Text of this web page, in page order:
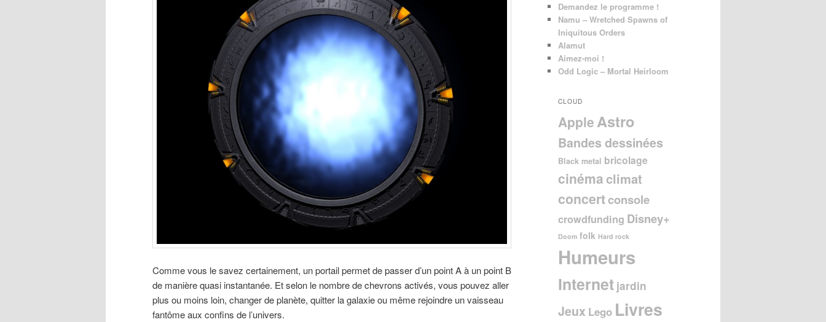
Comme vous le savez certainement, un portail permet de passer d’un point A à un point B
de manière quasi instantanée. Et selon le nombre de chevrons activés, vous pouvez aller
plus ou moins loin, changer de planète, quitter la galaxie ou même rejoindre un vaisseau
fantôme aux confins de l’univers.
Demandez le programme !
Namu – Wretched Spawns of
Iniquitous Orders
Alamut
Aimez-moi !
Odd Logic – Mortal Heirloom
CLOUD
Apple Astro
Bandes dessinées
Black metal bricolage
cinéma climat
concertconsole
crowdfunding Disney+
Doom folk Hard rock
Humeurs
Internet jardin
Jeux Lego Livres